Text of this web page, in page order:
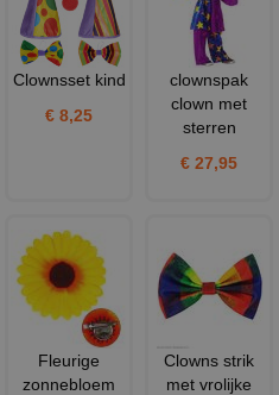
Clownsset kind
€ 8,25
clownspak
clown met
sterren
€ 27,95
Fleurige
zonnebloem
Clowns strik
met vrolijke